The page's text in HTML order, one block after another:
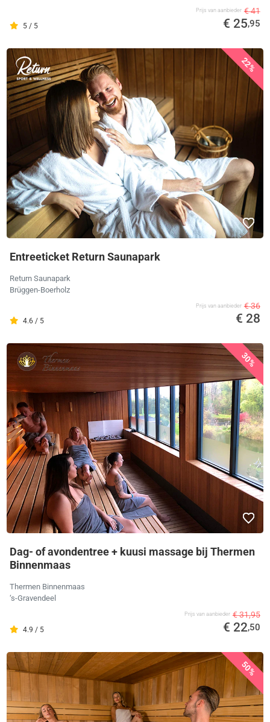
5 / 5
Prijs van aanbieder € 41
€ 25,95
22%
Entreeticket Return Saunapark
Return Saunapark
Brüggen-Boerholz
4.6 / 5
Prijs van aanbieder € 36
€ 28
30%
Dag- of avondentree + kuusi massage bij Thermen
Binnenmaas
Thermen Binnenmaas
‘s-Gravendeel
4.9 / 5
Prijs van aanbieder € 31,95
€ 22,50
50%